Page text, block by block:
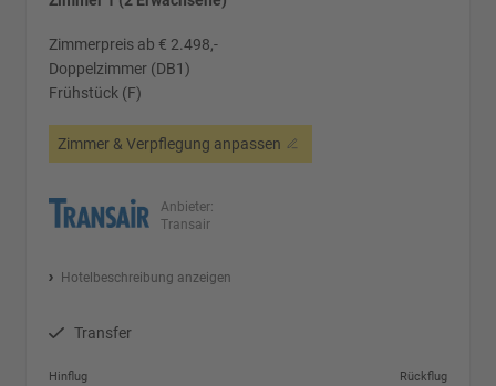
Zimmerpreis ab € 2.498,-
Doppelzimmer (DB1)
Frühstück (F)
Zimmer & Verpflegung anpassen
Anbieter:
Transair
Hotelbeschreibung anzeigen
Transfer
Hinflug
Rückflug